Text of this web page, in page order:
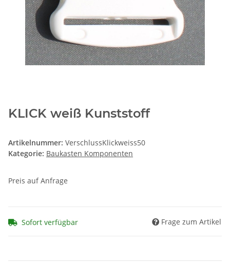
KLICK weiß Kunststoff
Artikelnummer: VerschlussKlickweiss50
Kategorie: Baukasten Komponenten
Preis auf Anfrage
Sofort verfügbar Frage zum Artikel